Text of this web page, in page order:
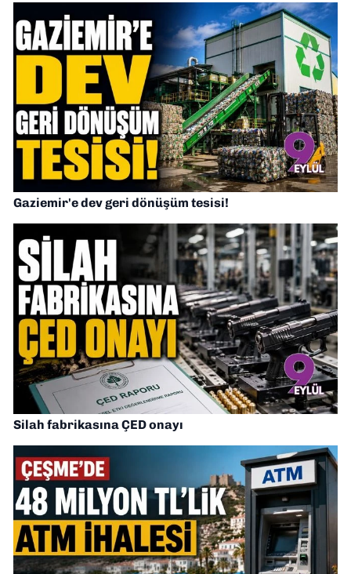
Gaziemir'e dev geri dönüşüm tesisi!
Silah fabrikasına ÇED onayı